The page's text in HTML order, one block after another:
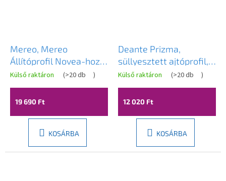
Mereo, Mereo
Állítóprofil Novea-hoz
(összecsukható,
forgatható és lengő), 30
- 40 mm, magasság 2
CKND250Z6
Külső raktáron (>20 db )
19 690 Ft
KOSÁRBA
Deante Prizma,
süllyesztett ajtóprofil,
Prizma rendszer, acél,
KTJ_F00X
Külső raktáron (>20 db )
12 020 Ft
KOSÁRBA